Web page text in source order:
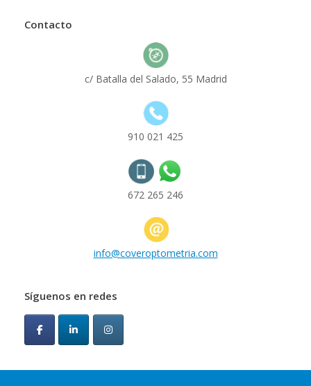
Contacto
c/ Batalla del Salado, 55 Madrid
910 021 425
672 265 246
info@coveroptometria.com
Síguenos en redes